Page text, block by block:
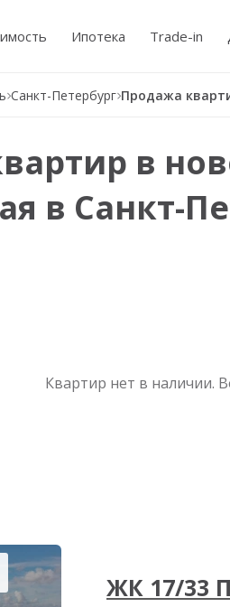
Ипотека Trade-in
Санкт-Петербург
в
в Санкт-
Квартир нет в наличии.
ЖК 17/33